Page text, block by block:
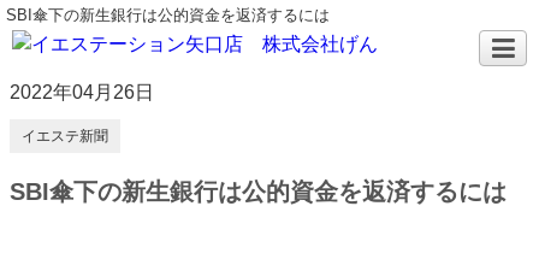
SBI傘下の新生銀行は公的資金を返済するには
2022年04月26日
イエステ新聞
SBI傘下の新生銀行は公的資金を返済するには